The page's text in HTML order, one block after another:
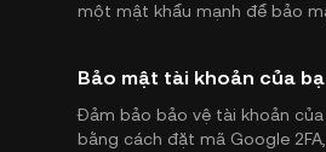
một mật khẩu mạnh để bảo
Bảo mật tài khoản của
Đảm bảo bảo vệ tài khoản
bằng cách đặt mã Google